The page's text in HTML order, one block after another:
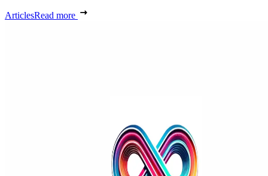
ArticlesRead more